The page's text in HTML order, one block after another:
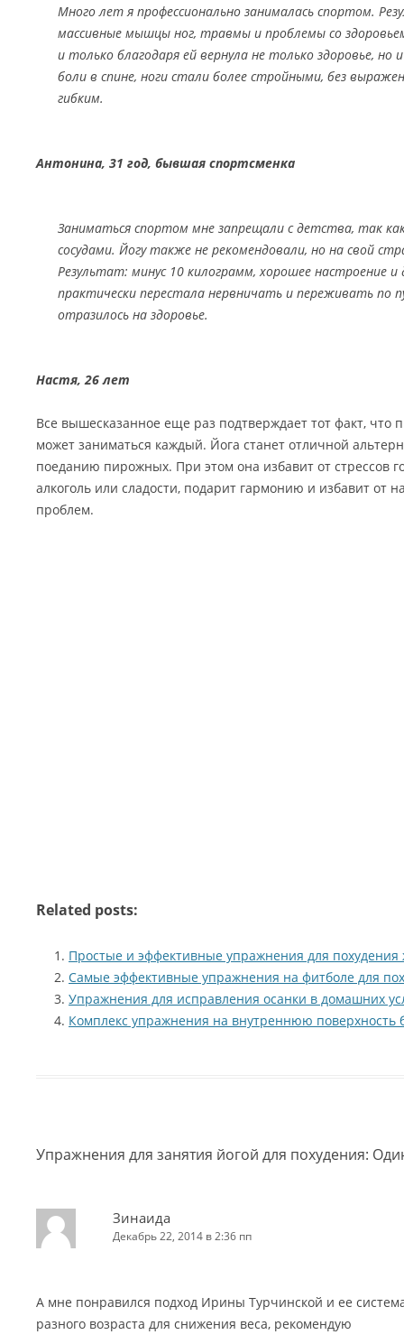
Много лет я профессионально занималась спортом.
массивные мышцы ног, травмы и проблемы со
и только благодаря ей вернула не только здоровье, но
боли в спине, ноги стали более стройными, без
гибким.
Антонина, 31 год, бывшая спортсменка
Заниматься спортом мне запрещали с детства, так
сосудами. Йогу также не рекомендовали, но на свой
Результат: минус 10 килограмм, хорошее настроение и
практически перестала нервничать и переживать по
отразилось на здоровье.
Настя, 26 лет
Все вышесказанное еще раз подтверждает тот факт, что
может заниматься каждый. Йога станет отличной
поеданию пирожных. При этом она избавит от стрессов
алкоголь или сладости, подарит гармонию и избавит от
проблем.
Related posts:
Простые и эффективные упражнения для похудения
Самые эффективные упражнения на фитболе для
Упражнения для исправления осанки в домашних
Комплекс упражнения на внутреннюю поверхность
Упражнения для занятия йогой для похудения:
Зинаида
Декабрь 22, 2014 в 2:36 пп
А мне понравился подход Ирины Турчинской и ее
разного возраста для снижения веса, рекомендую